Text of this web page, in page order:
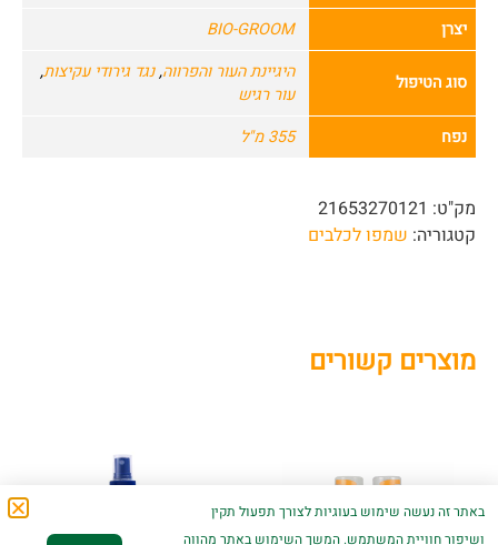
יצרן
BIO-GROOM
סוג הטיפול היגיינת העור והפרווה,נגד גירודי עקיצות,
עור רגיש
נפח
355 מ"ל
מק"ט: 21653270121
קטגוריה: שמפו לכלבים
מוצרים קשורים
באתר זה נעשה שימוש בעוגיות לצורך תפעול תקין
ושיפור חוויית המשתמש. המשך השימוש באתר מהווה